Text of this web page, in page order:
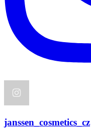
janssen_cosmetics_cz